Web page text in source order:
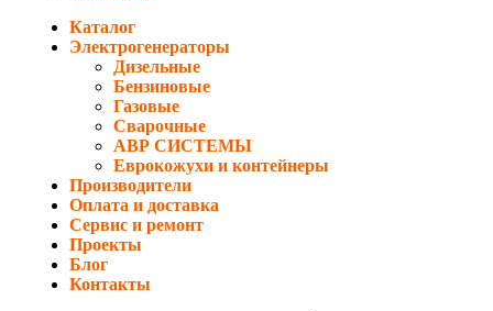
Каталог
Электрогенераторы
Дизельные
Бензиновые
Газовые
Сварочные
АВР СИСТЕМЫ
Еврокожухи и контейнеры
Производители
Оплата и доставка
Сервис и ремонт
Проекты
Блог
Контакты